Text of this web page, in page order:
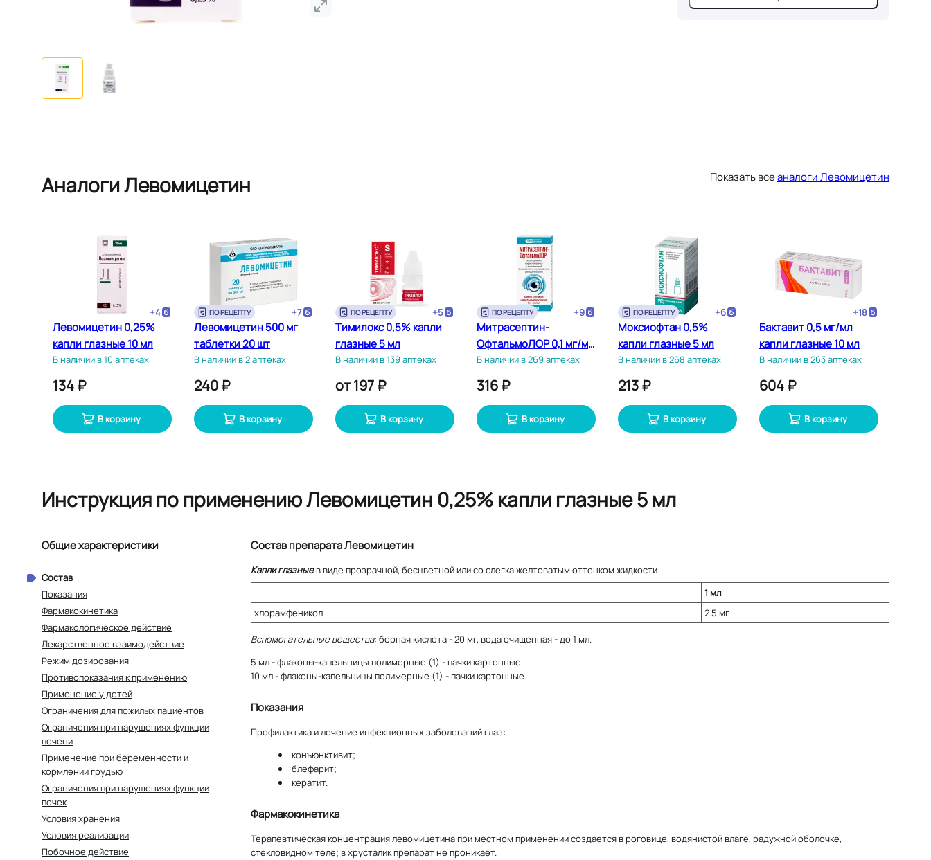
Аналоги Левомицетин Показать всеаналоги Левомицетин
+4
Левомицетин 0,25%
капли глазные 10 мл
В наличии в 10 аптеках
134 ₽
В корзину
ПО РЕЦЕПТУ +7
Левомицетин 500 мг
таблетки 20 шт
В наличии в 2 аптеках
240 ₽
В корзину
ПО РЕЦЕПТУ +5
Тимилокс 0,5% капли
глазные 5 мл
В наличии в 139 аптеках
от197 ₽
В корзину
ПО РЕЦЕПТУ +9
Митрасептин-
ОфтальмоЛОР 0,1 мг/мл
капли глазные, ушные и
назальные 15 мл
В наличии в 269 аптеках
316 ₽
В корзину
ПО РЕЦЕПТУ +6
Моксиофтан 0,5%
капли глазные 5 мл
В наличии в 268 аптеках
213 ₽
В корзину
+18
Бактавит 0,5 мг/мл
капли глазные 10 мл
В наличии в 263 аптеках
604 ₽
В корзину
Инструкция по применению Левомицетин 0,25% капли глазные 5 мл
Общие характеристики
Состав
Показания
Фармакокинетика
Фармакологическое действие
Лекарственное взаимодействие
Режим дозирования
Противопоказания к применению
Применение у детей
Ограничения для пожилых пациентов
Ограничения при нарушениях функции
печени
Применение при беременности и
кормлении грудью
Ограничения при нарушениях функции
почек
Условия хранения
Условия реализации
Побочное действие
Состав препарата Левомицетин
Капли глазныев виде прозрачной, бесцветной или со слегка желтоватым оттенком жидкости.
1 мл
хлорамфеникол
2.5 мг
Вспомогательные вещества: борная кислота - 20 мг, вода очищенная - до 1 мл.
5 мл - флаконы-капельницы полимерные (1) - пачки картонные.
10 мл - флаконы-капельницы полимерные (1) - пачки картонные.
Показания
Профилактика и лечение инфекционных заболеваний глаз:
конъюнктивит;
блефарит;
кератит.
Фармакокинетика
Терапевтическая концентрация левомицетина при местном применении создается в роговице, водянистой влаге, радужной оболочке,
стекловидном теле; в хрусталик препарат не проникает.